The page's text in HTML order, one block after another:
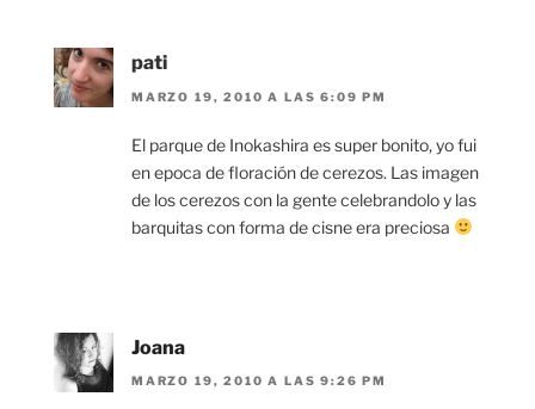
pati
MARZO 19, 2010 A LAS 6:09 PM
El parque de Inokashira es super bonito, yo fui
en epoca de floración de cerezos. Las imagen
de los cerezos con la gente celebrandolo y las
barquitas con forma de cisne era preciosa
Joana
MARZO 19, 2010 A LAS 9:26 PM